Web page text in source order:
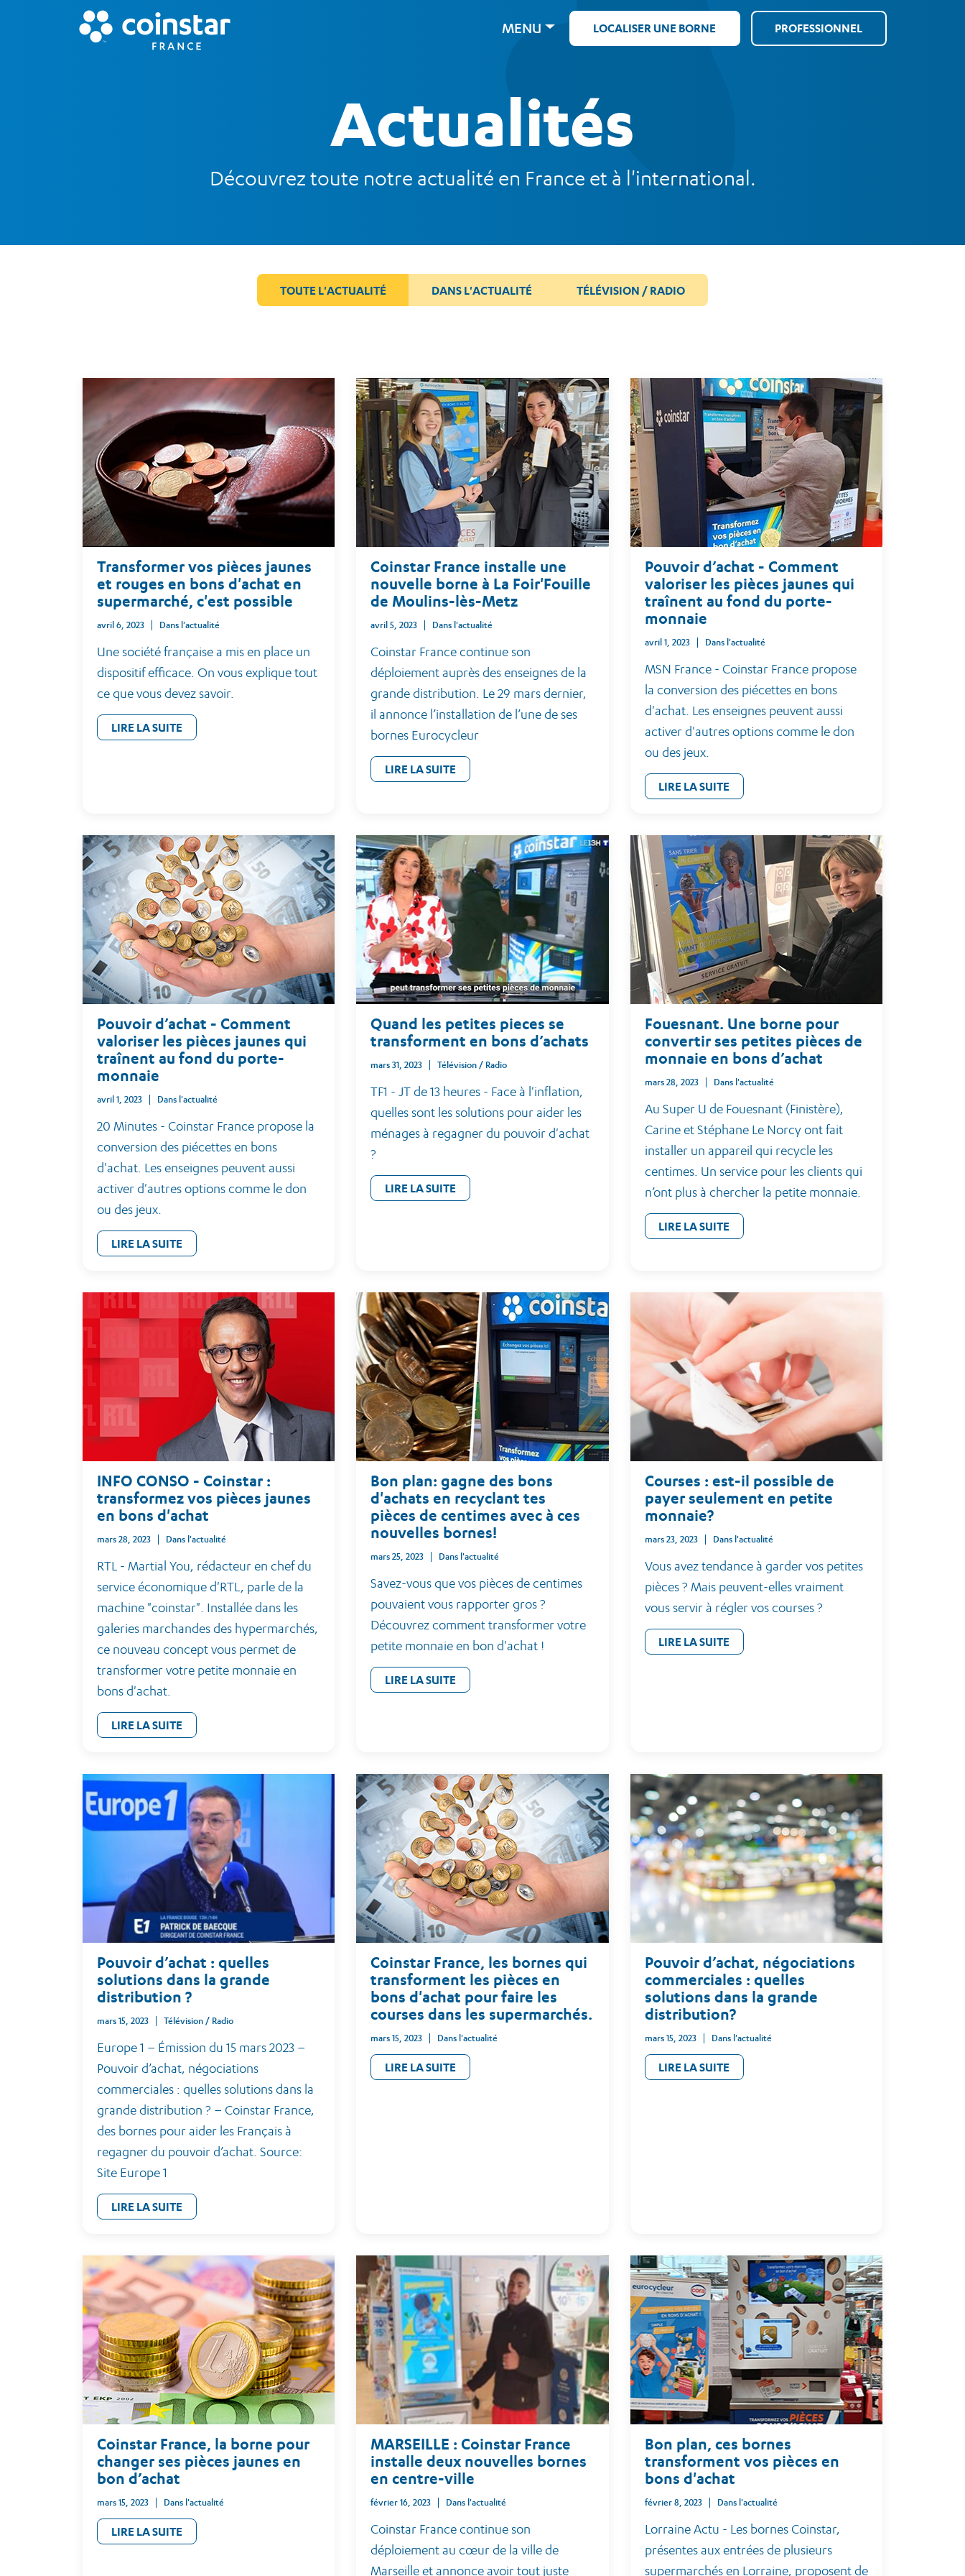
MENU LOCALISER UNE BORNE PROFESSIONNEL
Actualités
Découvrez toute notre actualité en France et à l'international.
TOUTE L'ACTUALITÉ DANS L'ACTUALITÉ TÉLÉVISION / RADIO
Transformer vos pièces jaunes
et rouges en bons d'achat en
supermarché, c'est possible
avril 6, 2023 Dans l'actualité
Une société française a mis en place un
dispositif efficace. On vous explique tout
ce que vous devez savoir.
LIRE LA SUITE
Coinstar France installe une
nouvelle borne à La Foir'Fouille
de Moulins-lès-Metz
avril 5, 2023 Dans l'actualité
Coinstar France continue son
déploiement auprès des enseignes de la
grande distribution. Le 29 mars dernier,
il annonce l’installation de l’une de ses
bornes Eurocycleur
LIRE LA SUITE
Pouvoir d’achat - Comment
valoriser les pièces jaunes qui
traînent au fond du porte-
monnaie
avril 1, 2023 Dans l'actualité
MSN France - Coinstar France propose
la conversion des piécettes en bons
d'achat. Les enseignes peuvent aussi
activer d'autres options comme le don
ou des jeux.
LIRE LA SUITE
Pouvoir d’achat - Comment
valoriser les pièces jaunes qui
traînent au fond du porte-
monnaie
avril 1, 2023 Dans l'actualité
20 Minutes - Coinstar France propose la
conversion des piécettes en bons
d'achat. Les enseignes peuvent aussi
activer d'autres options comme le don
ou des jeux.
LIRE LA SUITE
Quand les petites pieces se
transforment en bons d’achats
mars 31, 2023 Télévision / Radio
TF1 - JT de 13 heures - Face à l'inflation,
quelles sont les solutions pour aider les
ménages à regagner du pouvoir d'achat
?
LIRE LA SUITE
Fouesnant. Une borne pour
convertir ses petites pièces de
monnaie en bons d’achat
mars 28, 2023 Dans l'actualité
Au Super U de Fouesnant (Finistère),
Carine et Stéphane Le Norcy ont fait
installer un appareil qui recycle les
centimes. Un service pour les clients qui
n’ont plus à chercher la petite monnaie.
LIRE LA SUITE
INFO CONSO - Coinstar :
transformez vos pièces jaunes
en bons d'achat
mars 28, 2023 Dans l'actualité
RTL - Martial You, rédacteur en chef du
service économique d'RTL, parle de la
machine "coinstar". Installée dans les
galeries marchandes des hypermarchés,
ce nouveau concept vous permet de
transformer votre petite monnaie en
bons d'achat.
LIRE LA SUITE
Bon plan: gagne des bons
d'achats en recyclant tes
pièces de centimes avec à ces
nouvelles bornes!
mars 25, 2023 Dans l'actualité
Savez-vous que vos pièces de centimes
pouvaient vous rapporter gros ?
Découvrez comment transformer votre
petite monnaie en bon d'achat !
LIRE LA SUITE
Courses : est-il possible de
payer seulement en petite
monnaie?
mars 23, 2023 Dans l'actualité
Vous avez tendance à garder vos petites
pièces ? Mais peuvent-elles vraiment
vous servir à régler vos courses ?
LIRE LA SUITE
Pouvoir d’achat : quelles
solutions dans la grande
distribution ?
mars 15, 2023 Télévision / Radio
Europe 1 – Émission du 15 mars 2023 –
Pouvoir d’achat, négociations
commerciales : quelles solutions dans la
grande distribution ? – Coinstar France,
des bornes pour aider les Français à
regagner du pouvoir d’achat. Source:
Site Europe 1
LIRE LA SUITE
Coinstar France, les bornes qui
transforment les pièces en
bons d'achat pour faire les
courses dans les supermarchés.
mars 15, 2023 Dans l'actualité
LIRE LA SUITE
Pouvoir d’achat, négociations
commerciales : quelles
solutions dans la grande
distribution?
mars 15, 2023 Dans l'actualité
LIRE LA SUITE
Coinstar France, la borne pour
changer ses pièces jaunes en
bon d’achat
mars 15, 2023 Dans l'actualité
LIRE LA SUITE
MARSEILLE : Coinstar France
installe deux nouvelles bornes
en centre-ville
février 16, 2023 Dans l'actualité
Coinstar France continue son
déploiement au cœur de la ville de
Marseille et annonce avoir tout juste
Bon plan, ces bornes
transforment vos pièces en
bons d'achat
février 8, 2023 Dans l'actualité
Lorraine Actu - Les bornes Coinstar,
présentes aux entrées de plusieurs
supermarchés en Lorraine, proposent de